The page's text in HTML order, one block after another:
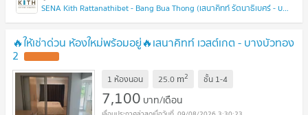
SENA Kith Rattanathibet - Bang Bua Thong (เสนาคิทท์ รัตนาธิเบศร์ - บางบัวทอง)
🔥ให้เช่าด่วน ห้องใหม่พร้อมอยู่🔥เสนาคิทท์ เวสต์เกต - บางบัวทอง
2
1 ห้องนอน 25.0 m2 ชั้น 1-4
7,100 บาท/เดือน